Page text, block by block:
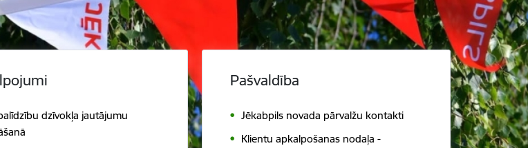
dzīvokļa jautājumu
Pašvaldība
Jēkabpils novada pārvalžu kontakti
Klientu apkalpošanas nodaļa -